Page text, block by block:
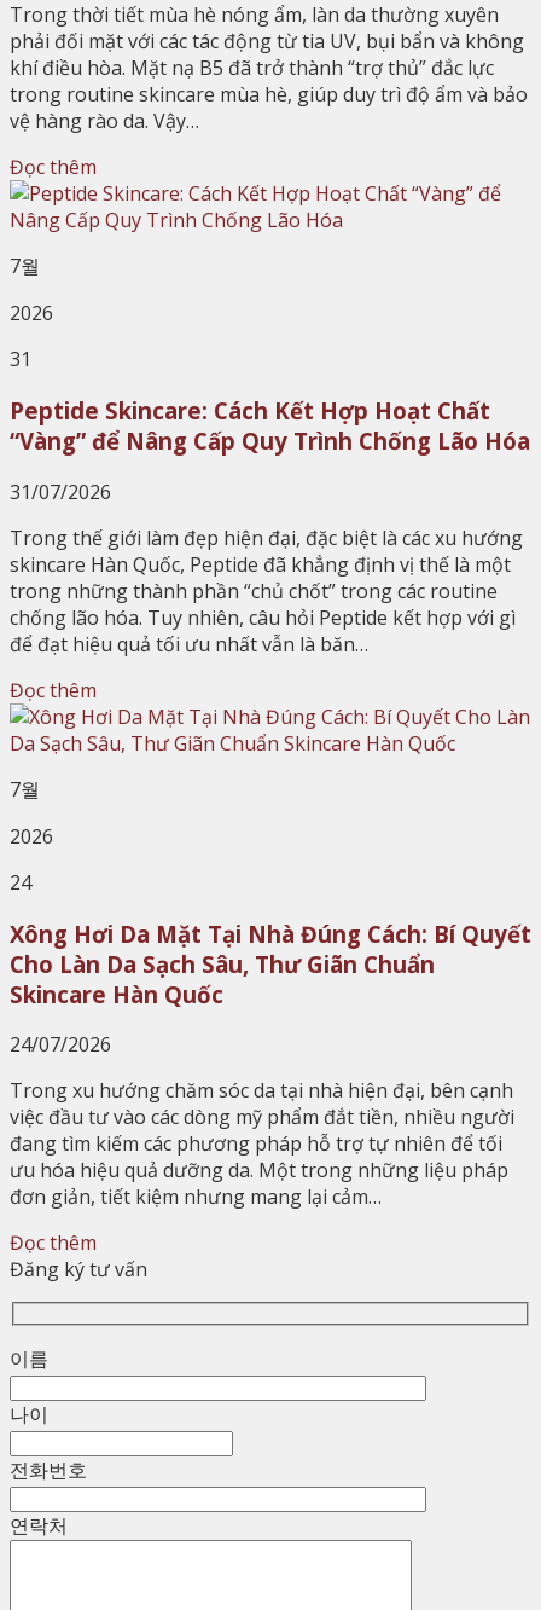
Trong thời tiết mùa hè nóng ẩm, làn da thường xuyên
phải đối mặt với các tác động từ tia UV, bụi bẩn và không
khí điều hòa. Mặt nạ B5 đã trở thành “trợ thủ” đắc lực
trong routine skincare mùa hè, giúp duy trì độ ẩm và bảo
vệ hàng rào da. Vậy…
Đọc thêm
7월
2026
31
Peptide Skincare: Cách Kết Hợp Hoạt Chất
“Vàng” để Nâng Cấp Quy Trình Chống Lão Hóa
31/07/2026
Trong thế giới làm đẹp hiện đại, đặc biệt là các xu hướng
skincare Hàn Quốc, Peptide đã khẳng định vị thế là một
trong những thành phần “chủ chốt” trong các routine
chống lão hóa. Tuy nhiên, câu hỏi Peptide kết hợp với gì
để đạt hiệu quả tối ưu nhất vẫn là băn…
Đọc thêm
7월
2026
24
Xông Hơi Da Mặt Tại Nhà Đúng Cách: Bí Quyết
Cho Làn Da Sạch Sâu, Thư Giãn Chuẩn
Skincare Hàn Quốc
24/07/2026
Trong xu hướng chăm sóc da tại nhà hiện đại, bên cạnh
việc đầu tư vào các dòng mỹ phẩm đắt tiền, nhiều người
đang tìm kiếm các phương pháp hỗ trợ tự nhiên để tối
ưu hóa hiệu quả dưỡng da. Một trong những liệu pháp
đơn giản, tiết kiệm nhưng mang lại cảm…
Đọc thêm
Đăng ký tư vấn
이름
나이
전화번호
연락처